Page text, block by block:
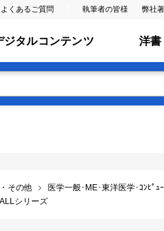
よくあるご質問 執筆者の皆様 弊社
ジタルコンテンツ 洋書
その他
医学一般･ME･東洋医学･ｺﾝﾋﾟｭ
シリーズ